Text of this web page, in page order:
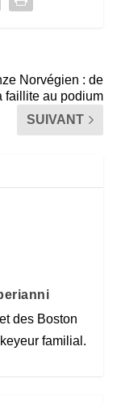
Norvégien : de
faillite au podium
SUIVANT
des Boston
familial.